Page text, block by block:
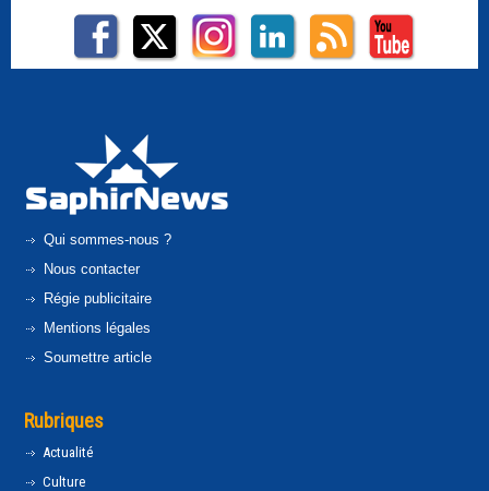
Qui sommes-nous ?
Nous contacter
Régie publicitaire
Mentions légales
Soumettre article
Rubriques
Actualité
Culture